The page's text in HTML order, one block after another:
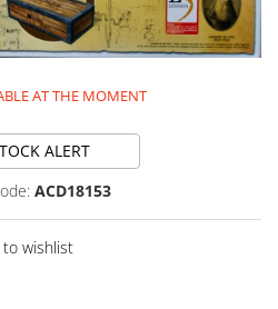
AT THE MOMENT
ALERT
ACD18153
wishlist